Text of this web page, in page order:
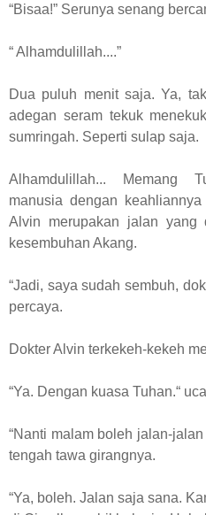
“Bisaa!” Serunya senang
“ Alhamdulillah....”
Dua puluh menit saja. Ya,
adegan seram tekuk
sumringah. Seperti sulap saja.
Alhamdulillah... Memang
manusia dengan
Alvin merupakan jalan yang
kesembuhan Akang.
“Jadi, saya sudah sembuh,
percaya.
Dokter Alvin terkekeh-kekeh
“Ya. Dengan kuasa Tuhan.“
“Nanti malam boleh jalan-
tengah tawa girangnya.
“Ya, boleh. Jalan saja sana.